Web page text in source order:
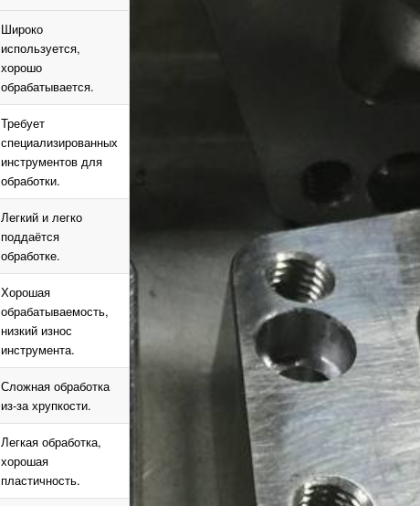
Широко
используется,
хорошо
обрабатывается.
Требует
специализированных
инструментов для
обработки.
Легкий и легко
поддаётся
обработке.
Хорошая
обрабатываемость,
низкий износ
инструмента.
Сложная обработка
из-за хрупкости.
Легкая обработка,
хорошая
пластичность.